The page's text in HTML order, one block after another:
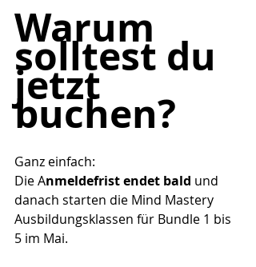
Warum
solltest du
jetzt
buchen?
Ganz einfach:
Die Anmeldefrist endet bald und
danach starten die Mind Mastery
Ausbildungsklassen für Bundle 1 bis
5 im Mai.